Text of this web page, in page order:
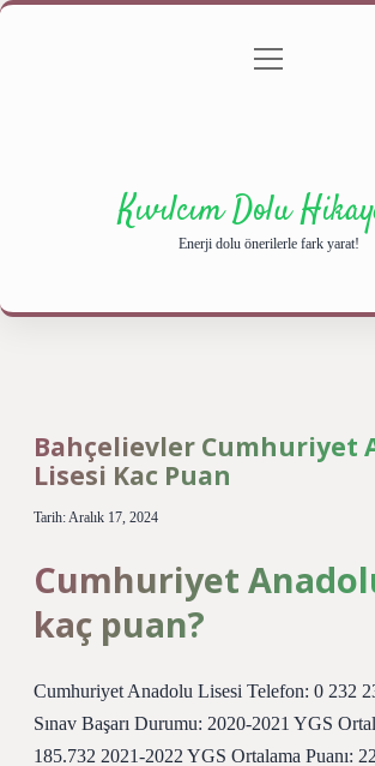
Gizlilik Politikası
menüyü
Kıvılcım Dolu
Enerji dolu önerilerle fark yarat!
Bahçelievler Cumhuriyet
Lisesi Kac Puan
Tarih: Aralık 17, 2024
Cumhuriyet
kaç puan?
Cumhuriyet Anadolu Lisesi Telefon: 0 232
Sınav Başarı Durumu: 2020-2021 YGS
185.732 2021-2022 YGS Ortalama Puanı: